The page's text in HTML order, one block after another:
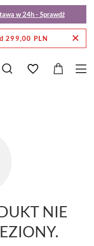
w 24h - Sprawdź
299,00 PLN
NIE